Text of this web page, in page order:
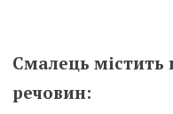
Смалець містить
речовин: